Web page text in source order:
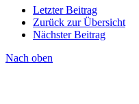
Letzter Beitrag
Zurück zur Übersicht
Nächster Beitrag
Nach oben